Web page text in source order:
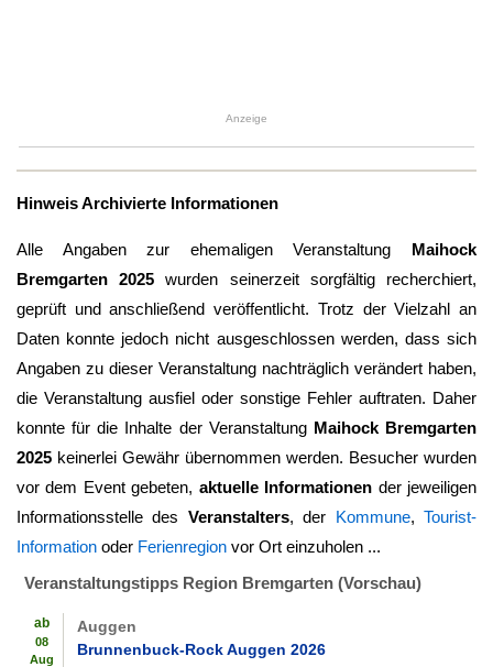
Anzeige
Hinweis Archivierte Informationen
Alle Angaben zur ehemaligen Veranstaltung Maihock
Bremgarten 2025 wurden seinerzeit sorgfältig recherchiert,
geprüft und anschließend veröffentlicht. Trotz der Vielzahl an
Daten konnte jedoch nicht ausgeschlossen werden, dass sich
Angaben zu dieser Veranstaltung nachträglich verändert haben,
die Veranstaltung ausfiel oder sonstige Fehler auftraten. Daher
konnte für die Inhalte der Veranstaltung Maihock Bremgarten
2025 keinerlei Gewähr übernommen werden. Besucher wurden
vor dem Event gebeten, aktuelle Informationen der jeweiligen
Informationsstelle des Veranstalters, der Kommune,Tourist-
Information oder Ferienregion vor Ort einzuholen ...
Veranstaltungstipps Region Bremgarten (Vorschau)
ab
08
Aug
Auggen
Brunnenbuck-Rock Auggen 2026